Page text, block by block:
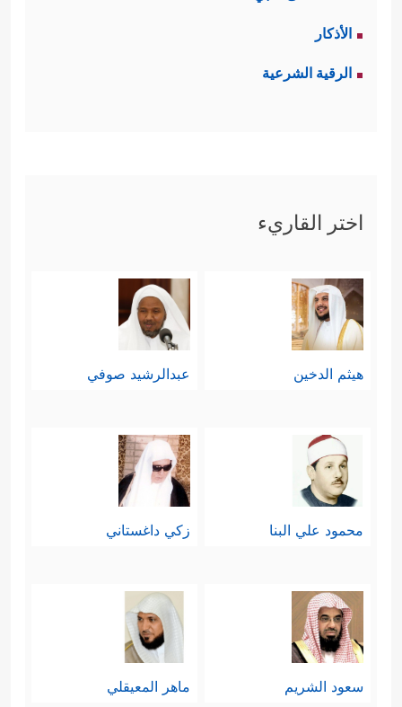
الأذكار
الرقية الشرعية
اختر القاريء
هيثم الدخين عبدالرشيد صوفي
محمود علي البنا زكي داغستاني
سعود الشريم ماهر المعيقلي